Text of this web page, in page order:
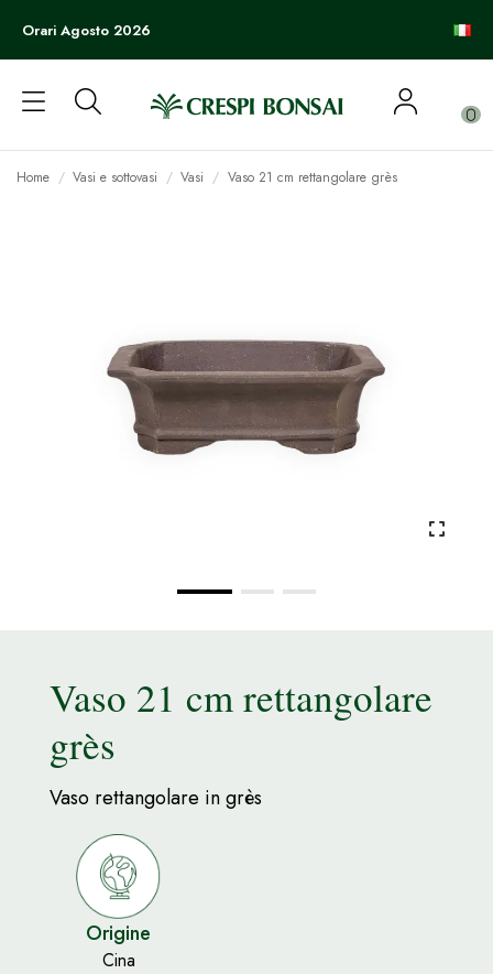
Orari Agosto 2026
0
Home Vasi e sottovasi Vasi Vaso 21 cm rettangolare grès
Vaso 21 cm rettangolare
grès
Vaso rettangolare in grès
Origine
Cina